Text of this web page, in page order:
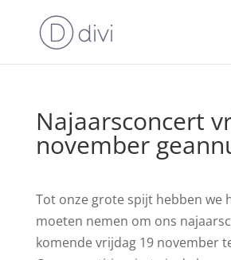
Najaarsconcert
november
Tot onze grote spijt hebben we
moeten nemen om ons
komende vrijdag 19 november